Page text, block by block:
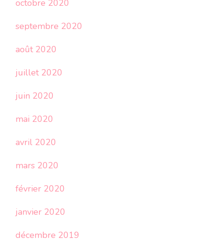
octobre 2020
septembre 2020
août 2020
juillet 2020
juin 2020
mai 2020
avril 2020
mars 2020
février 2020
janvier 2020
décembre 2019